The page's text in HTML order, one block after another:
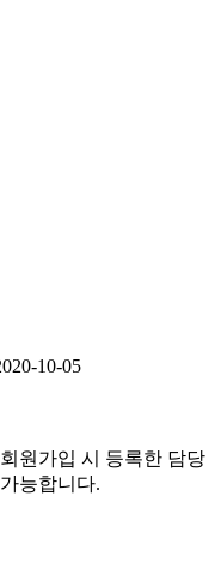
10-05
회원가입 시 등록한 담당
능합니다.